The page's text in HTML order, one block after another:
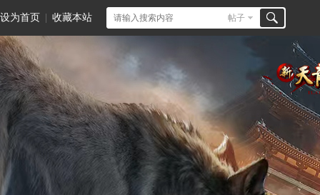
设为首页 收藏本站 帖子